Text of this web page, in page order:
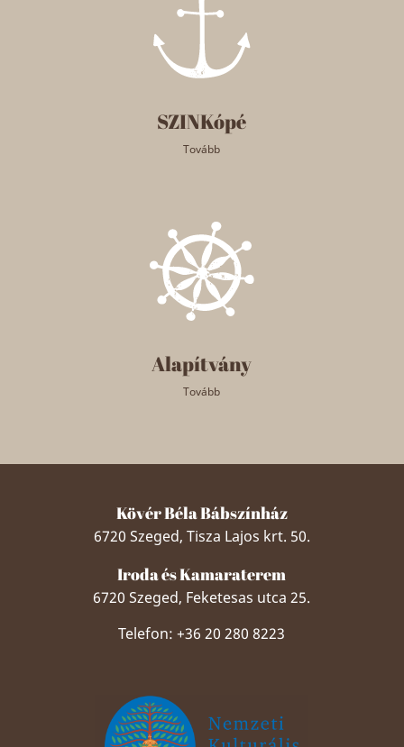
SZINKópé
Tovább
Alapítvány
Tovább
Kövér Béla Bábszínház
6720 Szeged, Tisza Lajos krt. 50.
Iroda és Kamaraterem
6720 Szeged, Feketesas utca 25.
Telefon: +36 20 280 8223